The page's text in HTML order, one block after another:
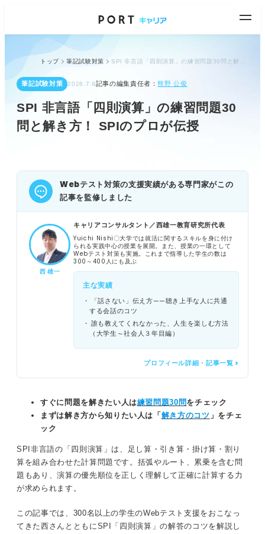
トップ 筆記試験対策
筆記試験対策 2026.7.9記事の編集責任者：熊野 公俊
SPI 非言語「四則演算」の練習問題30
問と解き方！ SPIのプロが伝授
Webテスト対策の支援実績がある専門家がこの
記事を監修しました
西 雄一
キャリアコンサルタント／西雄一教育研究所代表
Yuichi Nishi〇大学では就活に関するスキルを身に付け
られる実践中心の授業を展開。また、授業の一環として
Webテスト対策も実施。これまで指導した学生の数は
300～400人にも及ぶ
主な実績
「話さない」伝え方——聴き上手な人に共通
する会話のコツ
誰も教えてくれなかった、人生を楽しむ方法
（大学生～社会人３年目編）
プロフィール詳細・記事一覧 >
すぐに問題を解きたい人は練習問題30問をチェック
まずは解き方から知りたい人は「 解き方のコツ 」をチェ
ック
SPI非言語の「四則演算」は、足し算・引き算・掛け算・割り
算を組み合わせた計算問題です。括弧やルート、累乗を含む問
題もあり、演算の優先順位を正しく理解して正確に計算する力
が求められます。
この記事では、300名以上の学生のWebテスト支援をおこなっ
てきた西さんとともにSPI「四則演算」の解答のコツを解説し